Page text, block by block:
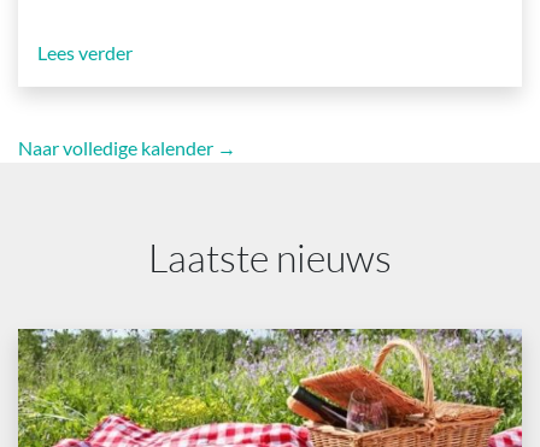
Lees verder
Naar volledige kalender →
Laatste nieuws